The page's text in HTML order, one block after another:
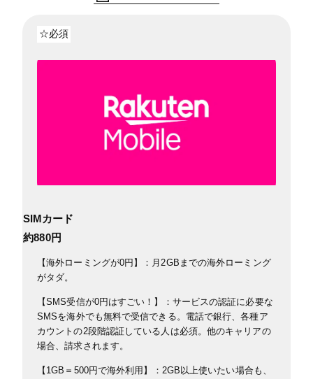
☆必須
SIMカード
約880円
【海外ローミングが0円】：月2GBまでの海外ローミング
がタダ。
【SMS受信が0円はすごい！】：サービスの認証に必要な
SMSを海外でも無料で受信できる。電話で銀行、各種ア
カウントの2段階認証している人は必須。他のキャリアの
場合、請求されます。
【1GB＝500円で海外利用】：2GB以上使いたい場合も、